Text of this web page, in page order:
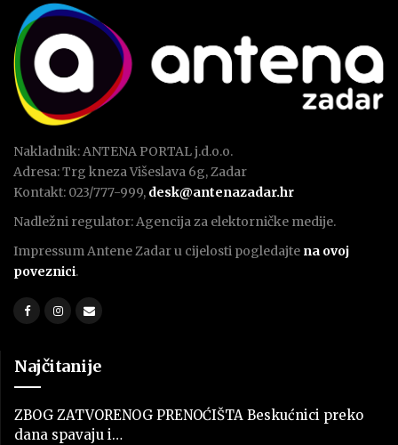
Nakladnik: ANTENA PORTAL j.d.o.o.
Adresa: Trg kneza Višeslava 6g, Zadar
Kontakt: 023/777-999, desk@antenazadar.hr
Nadležni regulator: Agencija za elektorničke medije.
Impressum Antene Zadar u cijelosti pogledajte na ovoj
poveznici.
Najčitanije
ZBOG ZATVORENOG PRENOĆIŠTA Beskućnici preko
dana spavaju i…